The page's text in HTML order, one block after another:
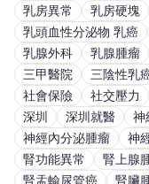
乳房異常
乳房硬塊
乳頭血性分泌物 乳癌
乳腺外科
乳腺腫瘤
三甲醫院
三陰性乳
社會保險
社交壓力
深圳
深圳就醫 神
神經內分泌腫瘤
神
腎功能異常
腎上腺
腎盂輸尿管癌
腎臟